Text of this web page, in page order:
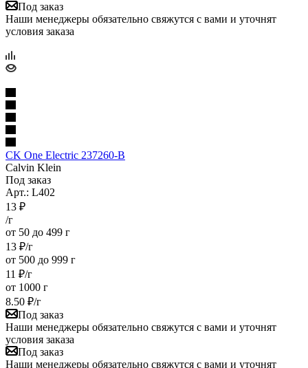
Под заказ
Наши менеджеры обязательно свяжутся с вами и уточнят
условия заказа
CK One Electric 237260-B
Calvin Klein
Под заказ
Арт.: L402
13 ₽
/г
от 50 до 499 г
13 ₽/г
от 500 до 999 г
11 ₽/г
от 1000 г
8.50 ₽/г
Под заказ
Наши менеджеры обязательно свяжутся с вами и уточнят
условия заказа
Под заказ
Наши менеджеры обязательно свяжутся с вами и уточнят